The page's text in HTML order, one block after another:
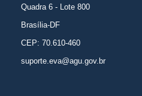
Quadra 6 - Lote 800
Brasília-DF
CEP: 70.610-460
suporte.eva@agu.gov.br